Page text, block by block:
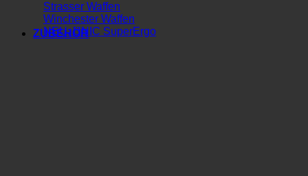
Strasser Waffen
Winchester Waffen
NEU: UNIC SuperErgo
ZUBEHÖR